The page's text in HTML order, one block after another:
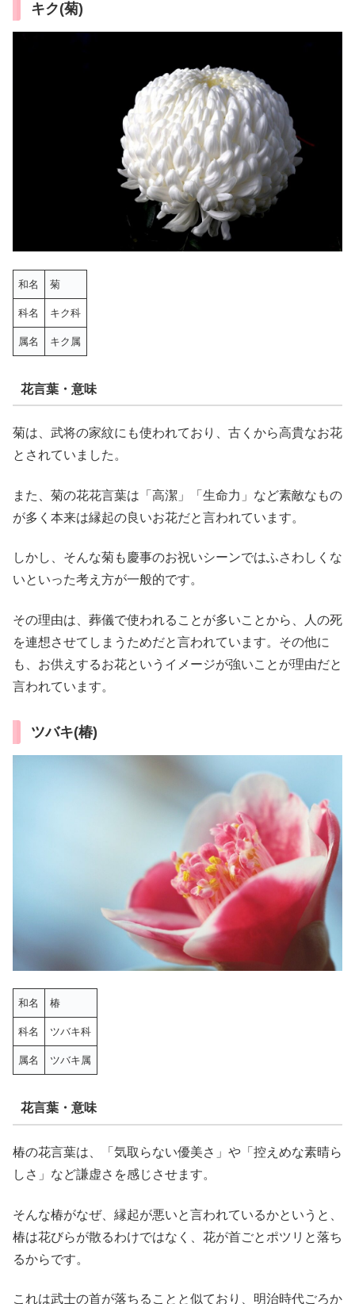
キク(菊)
和名 菊
科名 キク科
属名 キク属
花言葉・意味
菊は、武将の家紋にも使われており、古くから高貴なお花
とされていました。
また、菊の花花言葉は「高潔」「生命力」など素敵なもの
が多く本来は縁起の良いお花だと言われています。
しかし、そんな菊も慶事のお祝いシーンではふさわしくな
いといった考え方が一般的です。
その理由は、葬儀で使われることが多いことから、人の死
を連想させてしまうためだと言われています。その他に
も、お供えするお花というイメージが強いことが理由だと
言われています。
ツバキ(椿)
和名 椿
科名 ツバキ科
属名 ツバキ属
花言葉・意味
椿の花言葉は、「気取らない優美さ」や「控えめな素晴ら
しさ」など謙虚さを感じさせます。
そんな椿がなぜ、縁起が悪いと言われているかというと、
椿は花びらが散るわけではなく、花が首ごとポツリと落ち
るからです。
これは武士の首が落ちることと似ており、明治時代ごろか